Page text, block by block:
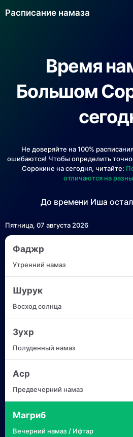
Расписание намаза
Время
Большом
Не доверяйте на 100%
ошибаются! Чтобы определить
Сорокине на сегодня, читайте:
отличаются на
До времени Иша
Пятница, 07 августа 2026
Фаджр
Утренний намаз
Шурук
Восход солнца
Зухр
Полуденный намаз
Аср
Предвечерний намаз
Магриб
Вечерний намаз / Ифтар